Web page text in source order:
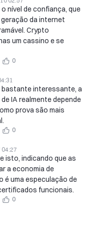
nível de confiança, que
da internet
Crypto
um cassino e se
0
bastante interessante, a
IA realmente depende
prova são mais
0
04:27
isto, indicando que as
a economia de
é uma especulação de
funcionais.
0